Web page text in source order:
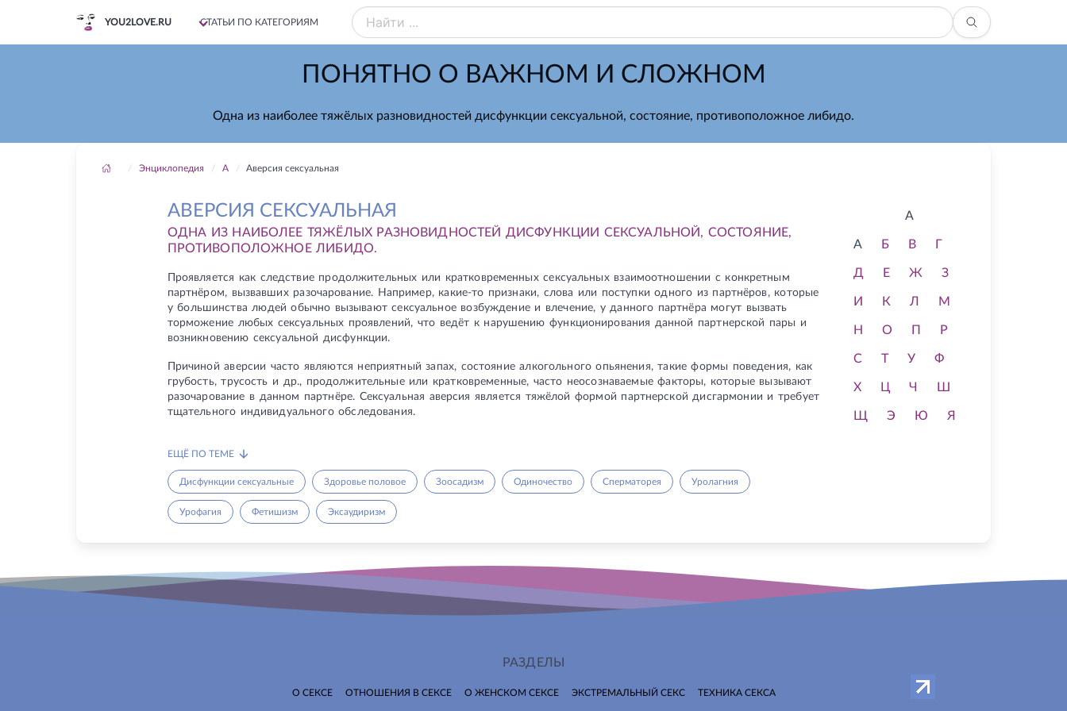
YOU2LOVE.RU СТАТЬИ ПО КАТЕГОРИЯМ
ПОНЯТНО О ВАЖНОМ И СЛОЖНОМ
Одна из наиболее тяжёлых разновидностей дисфункции сексуальной, состояние, противоположное либидо.
Энциклопедия А Аверсия сексуальная
АВЕРСИЯ СЕКСУАЛЬНАЯ
ОДНА ИЗ НАИБОЛЕЕ ТЯЖЁЛЫХ РАЗНОВИДНОСТЕЙ ДИСФУНКЦИИ СЕКСУАЛЬНОЙ, СОСТОЯНИЕ,
ПРОТИВОПОЛОЖНОЕ ЛИБИДО.
Проявляется как следствие продолжительных или кратковременных сексуальных взаимоотношении с конкретным
партнёром, вызвавших разочарование. Например, какие-то признаки, слова или поступки одного из партнёров, которые
у большинства людей обычно вызывают сексуальное возбуждение и влечение, у данного партнёра могут вызвать
торможение любых сексуальных проявлений, что ведёт к нарушению функционирования данной партнерской пары и
возникновению сексуальной дисфункции.
Причиной аверсии часто являются неприятный запах, состояние алкогольного опьянения, такие формы поведения, как
грубость, трусость и др., продолжительные или кратковременные, часто неосознаваемые факторы, которые вызывают
разочарование в данном партнёре. Сексуальная аверсия является тяжёлой формой партнерской дисгармонии и требует
тщательного индивидуального обследования.
ЕЩЁ ПО ТЕМЕ
Дисфункции сексуальные Здоровье половое Зоосадизм Одиночество Сперматорея Уролагния
Урофагия Фетишизм Эксаудиризм
А
А Б В Г
Д Е Ж З
И К Л М
Н О П Р
С Т У Ф
Х Ц Ч Ш
Щ Э Ю Я
РАЗДЕЛЫ
О СЕКСЕ ОТНОШЕНИЯ В СЕКСЕ О ЖЕНСКОМ СЕКСЕ ЭКСТРЕМАЛЬНЫЙ СЕКС ТЕХНИКА СЕКСА